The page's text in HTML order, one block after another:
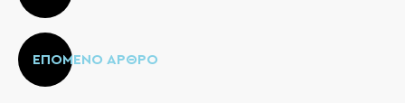
ΕΠΟΜΕΝΟ ΑΡΘΡΟ